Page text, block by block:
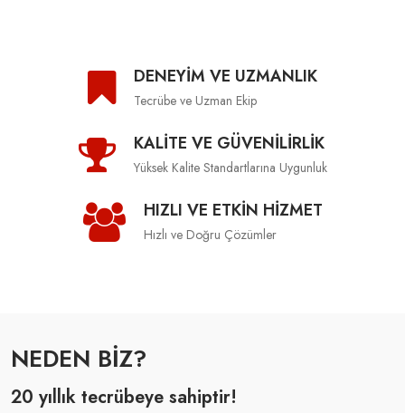
DENEYİM VE UZMANLIK
Tecrübe ve Uzman Ekip
KALİTE VE GÜVENİLİRLİK
Yüksek Kalite Standartlarına Uygunluk
HIZLI VE ETKİN HİZMET
Hızlı ve Doğru Çözümler
NEDEN BİZ?
20 yıllık tecrübeye sahiptir!